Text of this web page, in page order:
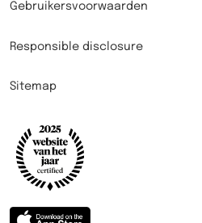
Gebruikersvoorwaarden
Responsible disclosure
Sitemap